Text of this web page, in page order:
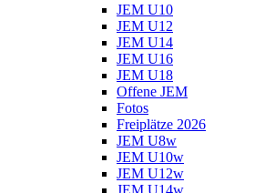
JEM U10
JEM U12
JEM U14
JEM U16
JEM U18
Offene JEM
Fotos
Freiplätze 2026
JEM U8w
JEM U10w
JEM U12w
JEM U14w